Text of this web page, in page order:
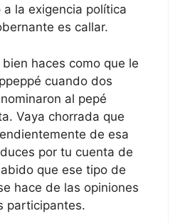
la exigencia política
es callar.
haces como que le
cuando dos
al pepé
Vaya chorrada que
de esa
por tu cuenta de
que ese tipo de
hace de las opiniones
participantes.